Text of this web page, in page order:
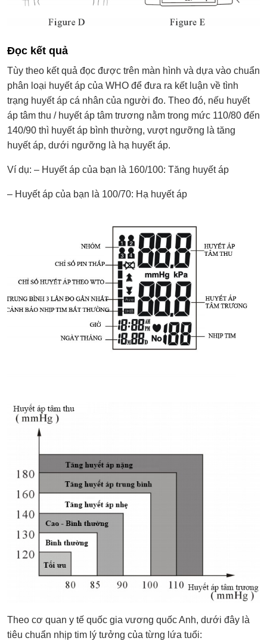
Đọc kết quả
Tùy theo kết quả đọc được trên màn hình và dựa vào chuẩn
phân loại huyết áp của WHO để đưa ra kết luận về tình
trạng huyết áp cá nhân của người đo. Theo đó, nếu huyết
áp tâm thu / huyết áp tâm trương nằm trong mức 110/80 đến
140/90 thì huyết áp bình thường, vượt ngưỡng là tăng
huyết áp, dưới ngưỡng là hạ huyết áp.
Ví dụ: – Huyết áp của bạn là 160/100: Tăng huyết áp
– Huyết áp của bạn là 100/70: Hạ huyết áp
Theo cơ quan y tế quốc gia vương quốc Anh, dưới đây là
tiêu chuẩn nhịp tim lý tưởng của từng lứa tuổi: